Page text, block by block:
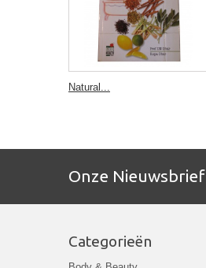
Natural...
Onze Nieuwsbrief
Categorieën